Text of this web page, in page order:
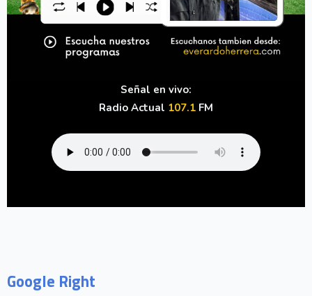
Señal en vivo:
Radio Actual 107.1 FM
Google Right